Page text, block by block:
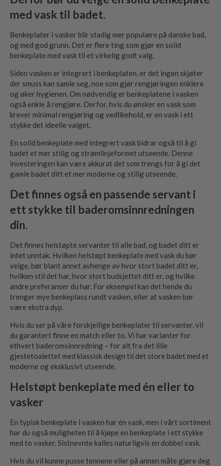
med vask til badet.
Benkeplater i vasker blir stadig mer populære på danske bad,
og med god grunn. Det er flere ting som gjør en solid
benkeplate med vask til et virkelig godt valg.
Siden vasken er integrert i benkeplaten, er det ingen skjøter
der smuss kan samle seg, noe som gjør rengjøringen enklere
og øker hygienen. Om nødvendig er benkeplatene i vasken
også enkle å rengjøre. Derfor, hvis du ønsker en vask som
krever minimal rengjøring og vedlikehold, er en vask i ett
stykke det ideelle valget.
En solid benkeplate med integrert vask bidrar også til å gi
badet et mer stilig og strømlinjeformet utseende. Denne
investeringen kan være akkurat det som trengs for å gi det
gamle badet ditt et mer moderne og stilig utseende.
Det finnes også en passende servant i
ett stykke til baderomsinnredningen
din.
Det finnes helstøpte servanter til alle bad, og badet ditt er
intet unntak. Hvilken helstøpt benkeplate med vask du bør
velge, bør blant annet avhenge av hvor stort badet ditt er,
hvilken stil det har, hvor stort budsjettet ditt er, og hvilke
andre preferanser du har. For eksempel kan det hende du
trenger mye benkeplass rundt vasken, eller at vasken bør
være ekstra dyp.
Hvis du ser på våre forskjellige benkeplater til servanter, vil
du garantert finne en match eller to. Vi har varianter for
ethvert baderomsinnredning – for alt fra det lille
gjestetoalettet med klassisk design til det store badet med et
moderne og eksklusivt utseende.
Helstøpt benkeplate med én eller to
vasker
En typisk benkeplate i vasken har én vask, men i vårt sortiment
har du også muligheten til å kjøpe en benkeplate i ett stykke
med to vasker. Sistnevnte kalles naturligvis en dobbel vask.
Hvis du vil kunne pusse tennene eller på annen måte gjøre deg